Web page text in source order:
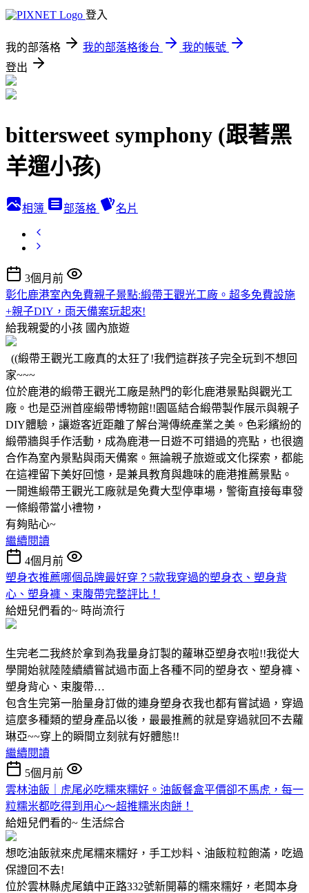
登入
我的部落格 我的部落格後台
我的帳號
登出
bittersweet symphony (跟著黑
羊遛小孩)
相簿 部落格 名片
3個月前
彰化鹿港室內免費親子景點:緞帶王觀光工廠。超多免費設施
+親子DIY，雨天備案玩起來!
給我親愛的小孩 國內旅遊
((緞帶王觀光工廠真的太狂了!我們這群孩子完全玩到不想回
家~~~
位於鹿港的緞帶王觀光工廠是熱門的彰化鹿港景點與觀光工
廠。也是亞洲首座緞帶博物館!!園區結合緞帶製作展示與親子
DIY體驗，讓遊客近距離了解台灣傳統產業之美。色彩繽紛的
緞帶牆與手作活動，成為鹿港一日遊不可錯過的亮點，也很適
合作為室內景點與雨天備案。無論親子旅遊或文化探索，都能
在這裡留下美好回憶，是兼具教育與趣味的鹿港推薦景點。
一開進緞帶王觀光工廠就是免費大型停車場，警衛直接每車發
一條緞帶當小禮物，
有夠貼心~
繼續閱讀
4個月前
塑身衣推薦哪個品牌最好穿？5款我穿過的塑身衣、塑身背
心、塑身褲、束腹帶完整評比！
給妞兒們看的~ 時尚流行
生完老二我終於拿到為我量身訂製的蘿琳亞塑身衣啦!!我從大
學開始就陸陸續續嘗試過市面上各種不同的塑身衣、塑身褲、
塑身背心、束腹帶…
包含生完第一胎量身訂做的連身塑身衣我也都有嘗試過，穿過
這麼多種類的塑身產品以後，最最推薦的就是穿過就回不去蘿
琳亞~~穿上的瞬間立刻就有好體態!!
繼續閱讀
5個月前
雲林油飯｜虎尾必吃糯來糯好。油飯餐盒平價卻不馬虎，每一
粒糯米都吃得到用心～超推糯米肉餅！
給妞兒們看的~ 生活綜合
想吃油飯就來虎尾糯來糯好，手工炒料、油飯粒粒飽滿，吃過
保證回不去!
位於雲林縣虎尾鎮中正路332號新開幕的糯來糯好，老闆本身